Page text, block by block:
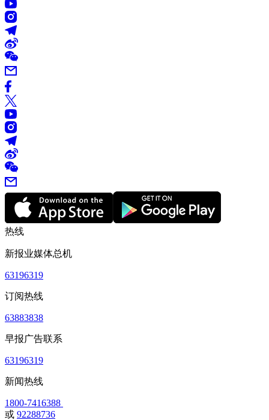
热线
新报业媒体总机
63196319
订阅热线
63883838
早报广告联系
63196319
新闻热线
1800-7416388
或 92288736